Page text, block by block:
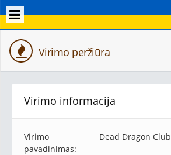
Virimo peržiūra
Virimo informacija
Virimo
pavadinimas:
Dead Dragon Club